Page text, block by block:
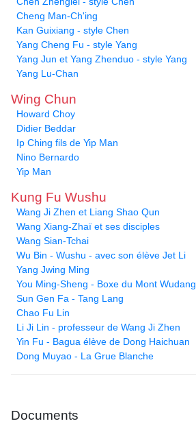
Cheng Man-Ch'ing
Kan Guixiang - style Chen
Yang Cheng Fu - style Yang
Yang Jun et Yang Zhenduo - style Yang
Yang Lu-Chan
Wing Chun
Howard Choy
Didier Beddar
Ip Ching fils de Yip Man
Nino Bernardo
Yip Man
Kung Fu Wushu
Wang Ji Zhen et Liang Shao Qun
Wang Xiang-Zhaï et ses disciples
Wang Sian-Tchai
Wu Bin - Wushu - avec son élève Jet Li
Yang Jwing Ming
You Ming-Sheng - Boxe du Mont Wudang
Sun Gen Fa - Tang Lang
Chao Fu Lin
Li Ji Lin - professeur de Wang Ji Zhen
Yin Fu - Bagua élève de Dong Haichuan
Dong Muyao - La Grue Blanche
Documents